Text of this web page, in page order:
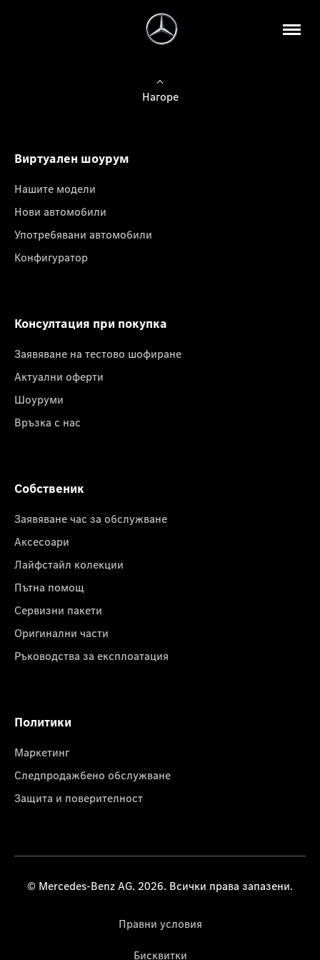
Нагоре
Виртуален шоурум
Нашите модели
Нови автомобили
Употребявани автомобили
Конфигуратор
Консултация при покупка
Заявяване на тестово шофиране
Актуални оферти
Шоуруми
Връзка с нас
Собственик
Заявяване час за обслужване
Аксесоари
Лайфстайл колекции
Пътна помощ
Сервизни пакети
Оригинални части
Ръководства за експлоатация
Политики
Маркетинг
Следпродажбено обслужване
Защита и поверителност
© Mercedes-Benz AG. 2026. Всички права запазени.
Правни условия
Бисквитки